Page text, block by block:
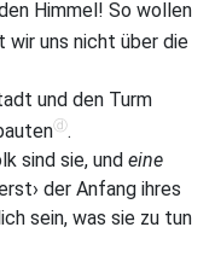
Himmel! So wollen
wir uns nicht über die
und den Turm
ⓓ.
sind sie, und eine
der Anfang ihres
sein, was sie zu tun